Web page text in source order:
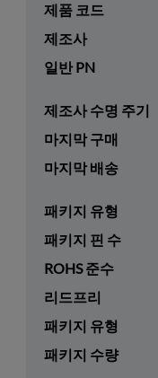
제품 코드
제조사
일반 PN
제조사 수명 주기
마지막 구매
마지막 배송
패키지 유형
패키지 핀 수
ROHS 준수
리드프리
패키지 유형
패키지 수량